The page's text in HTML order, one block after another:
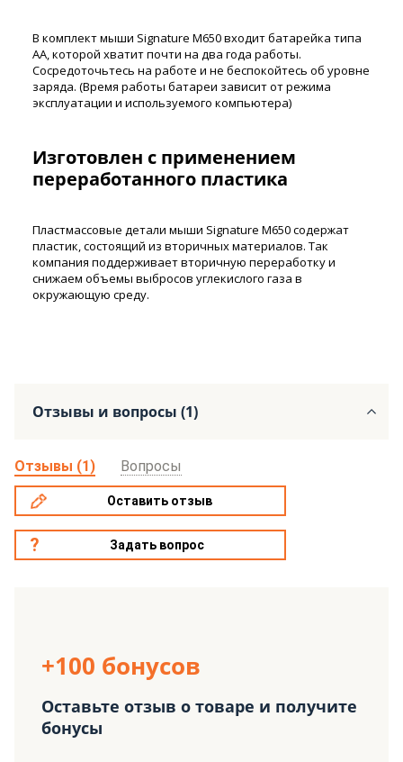
В комплект мыши Signature M650 входит батарейка типа
AA, которой хватит почти на два года работы.
Сосредоточьтесь на работе и не беспокойтесь об уровне
заряда. (Время работы батареи зависит от режима
эксплуатации и используемого компьютера)
Изготовлен с применением
переработанного пластика
Пластмассовые детали мыши Signature M650 содержат
пластик, состоящий из вторичных материалов. Так
компания поддерживает вторичную переработку и
снижаем объемы выбросов углекислого газа в
окружающую среду.
Отзывы и вопросы (1)
Отзывы (1) Вопросы
Оставить отзыв
Задать вопрос
+100 бонусов
Оставьте отзыв о товаре и получите
бонусы